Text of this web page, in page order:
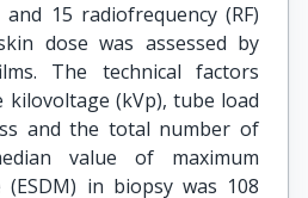
15 radiofrequency (RF)
dose was assessed by
The technical factors
kilovoltage (kVp), tube load
and the total number of
value of maximum
in biopsy was 108